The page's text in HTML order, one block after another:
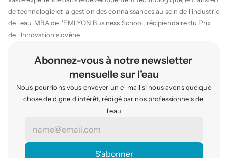
de technologie et la gestion des connaissances au sein de l'industrie
de l'eau. MBA de l'EMLYON Business School, récipiendaire du Prix
de l'Innovation slovène
Abonnez-vous à notre newsletter
mensuelle sur l'eau
Nous pourrions vous envoyer un e-mail si nous avons quelque
chose de digne d'intérêt, rédigé par nos professionnels de
l'eau